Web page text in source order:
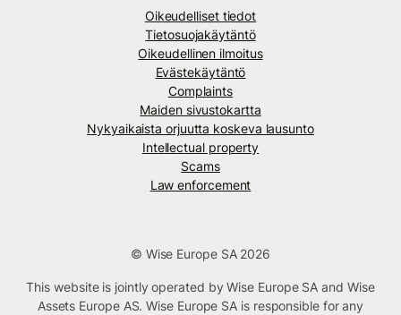
Oikeudelliset tiedot
Tietosuojakäytäntö
Oikeudellinen ilmoitus
Evästekäytäntö
Complaints
Maiden sivustokartta
Nykyaikaista orjuutta koskeva lausunto
Intellectual property
Scams
Law enforcement
© Wise Europe SA 2026
This website is jointly operated by Wise Europe SA and Wise
Assets Europe AS. Wise Europe SA is responsible for any